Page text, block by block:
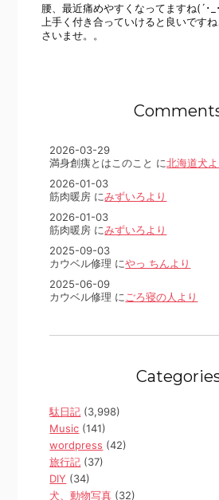
腰、最近痛めやすくなってますね(´･
上手く付き合っていけると良いです
さいませ。。
2026-03-29
満身創痍とはこのこと に北海道犬よ
2026-01-03
筋肉暖房 にみずいろより
2026-01-03
筋肉暖房 にみずいろより
2025-09-03
カウベル修理 にやっ ちんより
2025-06-09
カウベル修理 に ごろ寝の人より
駄日記 (3,998)
Music (141)
wordpress (42)
旅行記 (37)
DIY (34)
犬、動物写真 (32)